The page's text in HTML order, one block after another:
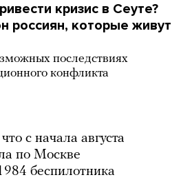
кризис в Сеуте?
россиян, которые живут
последствиях
конфликта
с начала августа
по Москве
беспилотника